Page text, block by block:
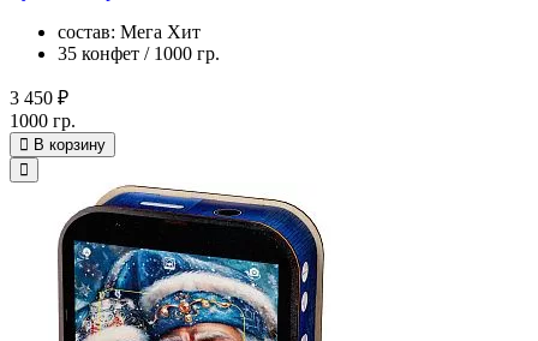
состав: Мега Хит
35 конфет / 1000 гр.
3 450 ₽
1000 гр.
В корзину